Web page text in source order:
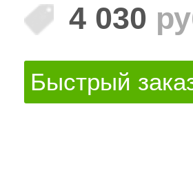
4 030
Быстрый